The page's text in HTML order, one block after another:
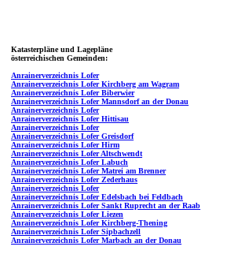
Katasterpläne und Lagepläne
österreichischen Gemeinden:
Anrainerverzeichnis Lofer
Anrainerverzeichnis Lofer Kirchberg am Wagram
Anrainerverzeichnis Lofer Biberwier
Anrainerverzeichnis Lofer Mannsdorf an der Donau
Anrainerverzeichnis Lofer
Anrainerverzeichnis Lofer Hittisau
Anrainerverzeichnis Lofer
Anrainerverzeichnis Lofer Greisdorf
Anrainerverzeichnis Lofer Hirm
Anrainerverzeichnis Lofer Altschwendt
Anrainerverzeichnis Lofer Labuch
Anrainerverzeichnis Lofer Matrei am Brenner
Anrainerverzeichnis Lofer Zederhaus
Anrainerverzeichnis Lofer
Anrainerverzeichnis Lofer Edelsbach bei Feldbach
Anrainerverzeichnis Lofer Sankt Ruprecht an der Raab
Anrainerverzeichnis Lofer Liezen
Anrainerverzeichnis Lofer Kirchberg-Thening
Anrainerverzeichnis Lofer Sipbachzell
Anrainerverzeichnis Lofer Marbach an der Donau